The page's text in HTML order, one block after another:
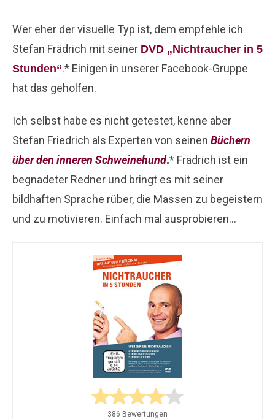
Wer eher der visuelle Typ ist, dem empfehle ich
Stefan Frädrich mit seiner DVD „Nichtraucher in 5
Stunden“.* Einigen in unserer Facebook-Gruppe
hat das geholfen.
Ich selbst habe es nicht getestet, kenne aber
Stefan Friedrich als Experten von seinen Büchern
über den inneren Schweinehund.* Frädrich ist ein
begnadeter Redner und bringt es mit seiner
bildhaften Sprache rüber, die Massen zu begeistern
und zu motivieren. Einfach mal ausprobieren…
386 Bewertungen